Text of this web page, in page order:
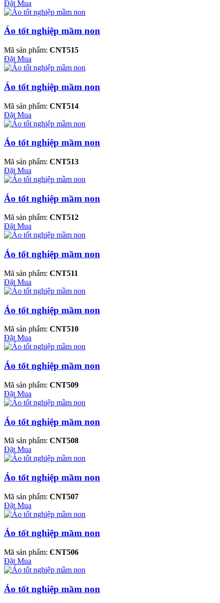
Đặt Mua
Áo tốt nghiệp mầm non
Mã sản phẩm: CNT515
Đặt Mua
Áo tốt nghiệp mầm non
Mã sản phẩm: CNT514
Đặt Mua
Áo tốt nghiệp mầm non
Mã sản phẩm: CNT513
Đặt Mua
Áo tốt nghiệp mầm non
Mã sản phẩm: CNT512
Đặt Mua
Áo tốt nghiệp mầm non
Mã sản phẩm: CNT511
Đặt Mua
Áo tốt nghiệp mầm non
Mã sản phẩm: CNT510
Đặt Mua
Áo tốt nghiệp mầm non
Mã sản phẩm: CNT509
Đặt Mua
Áo tốt nghiệp mầm non
Mã sản phẩm: CNT508
Đặt Mua
Áo tốt nghiệp mầm non
Mã sản phẩm: CNT507
Đặt Mua
Áo tốt nghiệp mầm non
Mã sản phẩm: CNT506
Đặt Mua
Áo tốt nghiệp mầm non